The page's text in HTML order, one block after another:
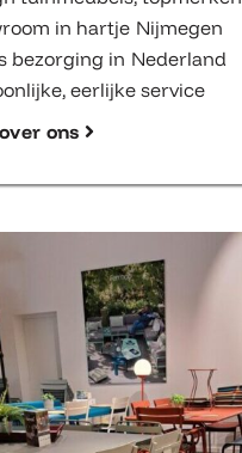
in hartje Nijmegen
bezorging in Nederland
eerlijke service
ons